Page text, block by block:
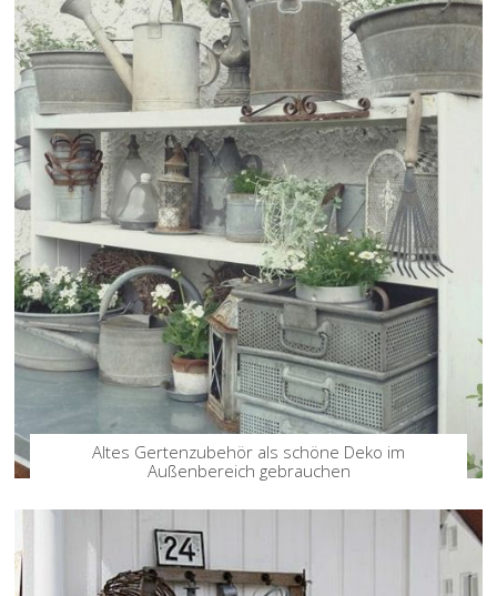
Altes Gertenzubehör als schöne Deko im
Außenbereich gebrauchen